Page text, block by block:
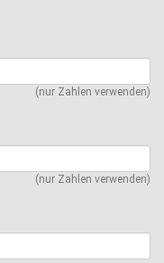
(nur Zahlen verwenden)
(nur Zahlen verwenden)